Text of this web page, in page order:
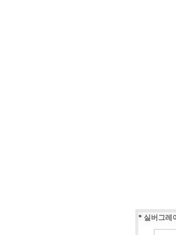
* 실버그레